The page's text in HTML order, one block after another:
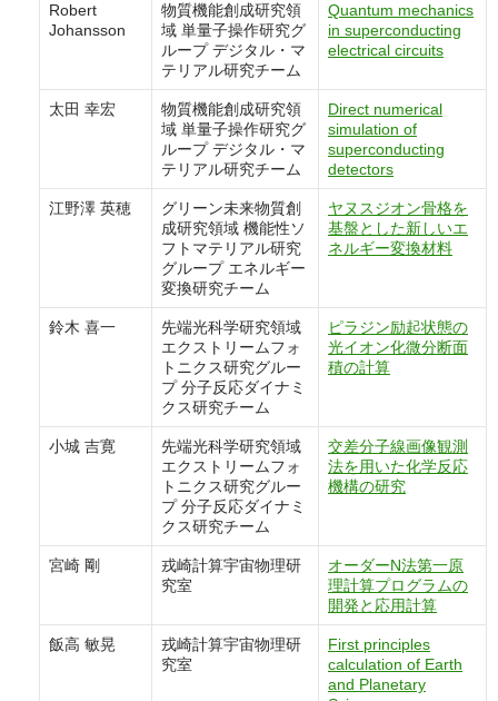
Robert
Johansson
物質機能創成研究領
域 単量子操作研究グ
ループ デジタル・マ
テリアル研究チーム
Quantum mechanics
in superconducting
electrical circuits
太田 幸宏
物質機能創成研究領
域 単量子操作研究グ
ループ デジタル・マ
テリアル研究チーム
Direct numerical
simulation of
superconducting
detectors
江野澤 英穂
グリーン未来物質創
成研究領域 機能性ソ
フトマテリアル研究
グループ エネルギー
変換研究チーム
ヤヌスジオン骨格を
基盤とした新しいエ
ネルギー変換材料
鈴木 喜一
先端光科学研究領域
エクストリームフォ
トニクス研究グルー
プ 分子反応ダイナミ
クス研究チーム
ピラジン励起状態の
光イオン化微分断面
積の計算
小城 吉寛
先端光科学研究領域
エクストリームフォ
トニクス研究グルー
プ 分子反応ダイナミ
クス研究チーム
交差分子線画像観測
法を用いた化学反応
機構の研究
宮崎 剛
戎崎計算宇宙物理研
究室
オーダーN法第一原
理計算プログラムの
開発と応用計算
飯高 敏晃
戎崎計算宇宙物理研
究室
First principles
calculation of Earth
and Planetary